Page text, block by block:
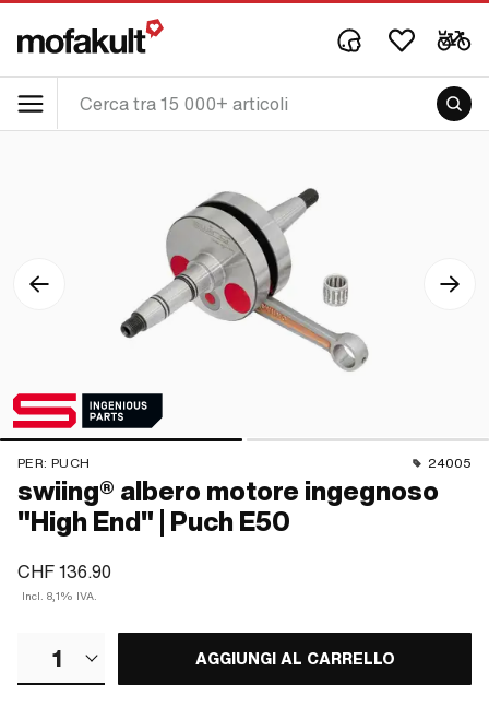
PER: PUCH 24005
swiing® albero motore ingegnoso
"High End" | Puch E50
CHF 136.90
Incl. 8,1% IVA.
1 AGGIUNGI AL CARRELLO